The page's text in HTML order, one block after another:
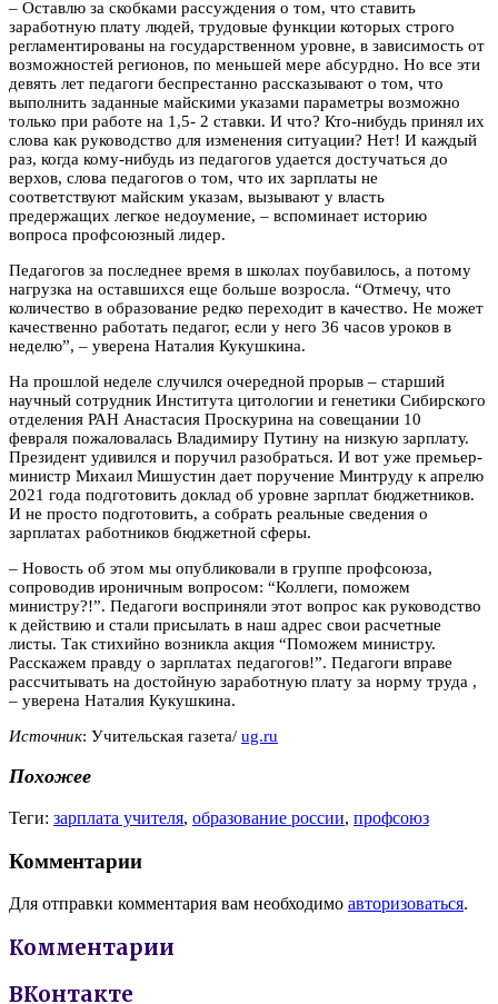
– Оставлю за скобками рассуждения о том, что ставить
заработную плату людей, трудовые функции которых строго
регламентированы на государственном уровне, в зависимость от
возможностей регионов, по меньшей мере абсурдно. Но все эти
девять лет педагоги беспрестанно рассказывают о том, что
выполнить заданные майскими указами параметры возможно
только при работе на 1,5- 2 ставки. И что? Кто-нибудь принял их
слова как руководство для изменения ситуации? Нет! И каждый
раз, когда кому-нибудь из педагогов удается достучаться до
верхов, слова педагогов о том, что их зарплаты не
соответствуют майским указам, вызывают у власть
предержащих легкое недоумение, – вспоминает историю
вопроса профсоюзный лидер.
Педагогов за последнее время в школах поубавилось, а потому
нагрузка на оставшихся еще больше возросла. “Отмечу, что
количество в образование редко переходит в качество. Не может
качественно работать педагог, если у него 36 часов уроков в
неделю”, – уверена Наталия Кукушкина.
На прошлой неделе случился очередной прорыв – старший
научный сотрудник Института цитологии и генетики Сибирского
отделения РАН Анастасия Проскурина на совещании 10
февраля пожаловалась Владимиру Путину на низкую зарплату.
Президент удивился и поручил разобраться. И вот уже премьер-
министр Михаил Мишустин дает поручение Минтруду к апрелю
2021 года подготовить доклад об уровне зарплат бюджетников.
И не просто подготовить, а собрать реальные сведения о
зарплатах работников бюджетной сферы.
– Новость об этом мы опубликовали в группе профсоюза,
сопроводив ироничным вопросом: “Коллеги, поможем
министру?!”. Педагоги восприняли этот вопрос как руководство
к действию и стали присылать в наш адрес свои расчетные
листы. Так стихийно возникла акция “Поможем министру.
Расскажем правду о зарплатах педагогов!”. Педагоги вправе
рассчитывать на достойную заработную плату за норму труда ,
– уверена Наталия Кукушкина.
Источник: Учительская газета/ ug.ru
Похожее
Теги: зарплата учителя, образование россии, профсоюз
Комментарии
Для отправки комментария вам необходимо авторизоваться.
Комментарии
ВКонтакте